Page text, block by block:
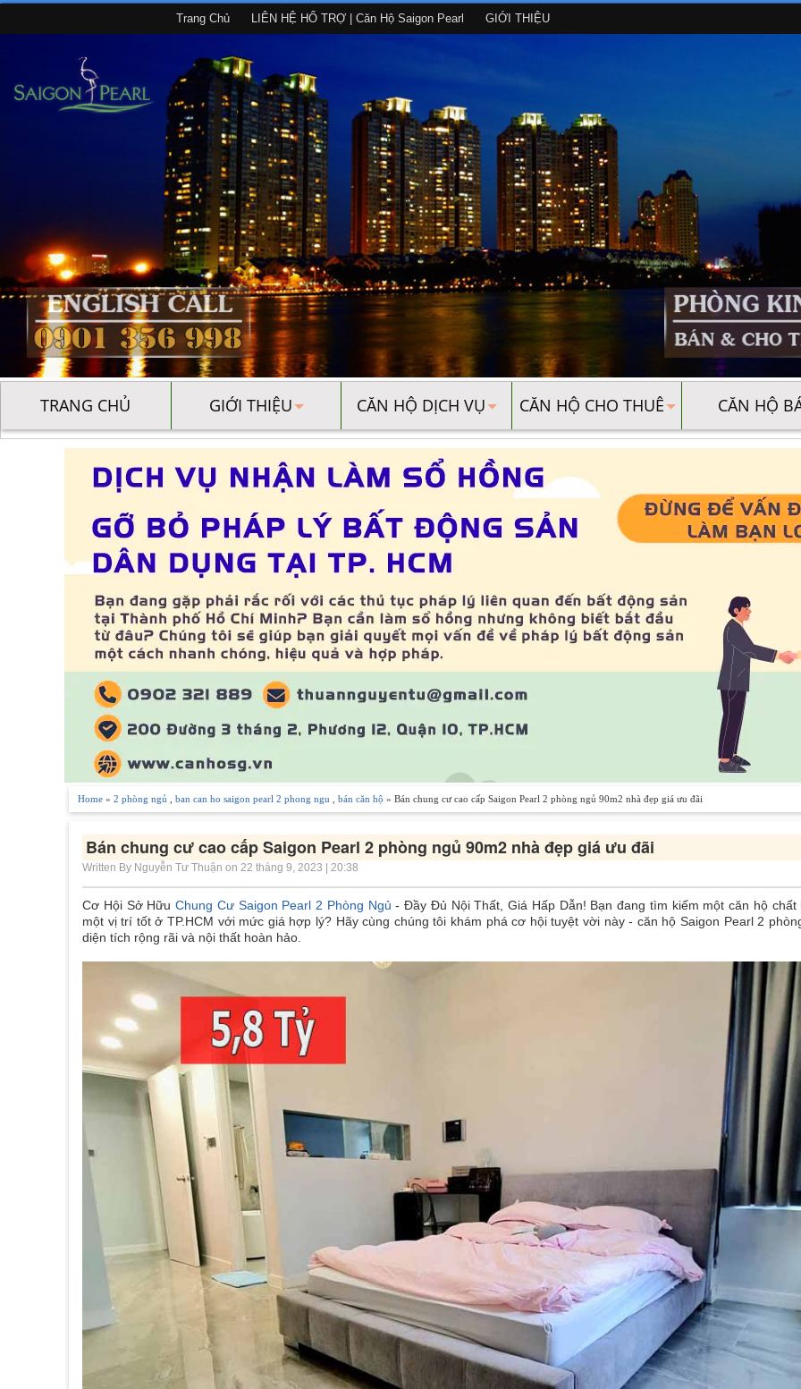
Trang Chủ LIÊN HỆ HỔ TRỢ | Căn Hộ Saigon Pearl GIỚI THIỆU
TRANG CHỦ GIỚI THIỆU CĂN HỘ DỊCH VỤ CĂN HỘ CHO THUÊ CĂN HỘ
Home » 2 phòng ngủ ban can ho saigon pearl 2 phong ngu bán căn hộ » Bán chung cư cao cấp Saigon Pearl 2 phòng ngủ 90m2 nhà đẹp giá ưu đãi
Bán chung cư cao cấp Saigon Pearl 2 phòng ngủ 90m2 nhà đẹp giá ưu đãi
Written By Nguyễn Tư Thuận on 22 tháng 9, 2023 | 20:38
Cơ Hội Sở Hữu Chung Cư Saigon Pearl 2 Phòng Ngủ - Đầy Đủ Nội Thất, Giá Hấp Dẫn! Bạn đang tìm kiếm một căn hộ chất
một vị trí tốt ở TP.HCM với mức giá hợp lý? Hãy cùng chúng tôi khám phá cơ hội tuyệt vời này - căn hộ Saigon Pearl 2
diện tích rộng rãi và nội thất hoàn hảo